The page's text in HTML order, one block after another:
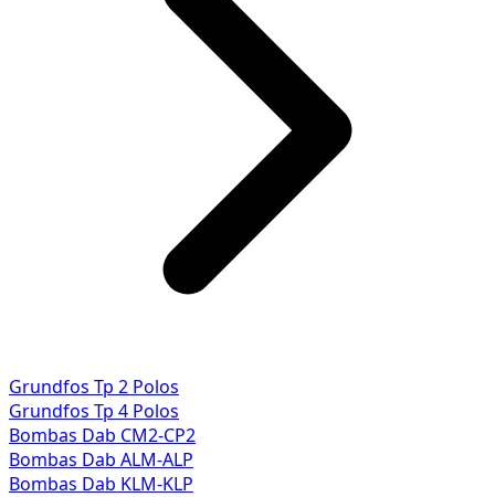
Grundfos Tp 2 Polos
Grundfos Tp 4 Polos
Bombas Dab CM2-CP2
Bombas Dab ALM-ALP
Bombas Dab KLM-KLP